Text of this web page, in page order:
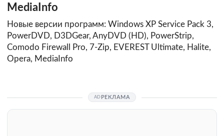
MediaInfo
Новые версии программ: Windows XP Service Pack 3,
PowerDVD, D3DGear, AnyDVD (HD), PowerStrip,
Comodo Firewall Pro, 7-Zip, EVEREST Ultimate, Halite,
Opera, MediaInfo
РЕКЛАМА